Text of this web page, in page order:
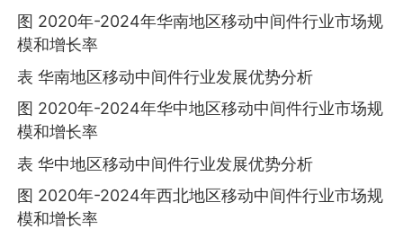
图 2020年-2024年华南地区移动中间件行业市场规
模和增长率
表 华南地区移动中间件行业发展优势分析
图 2020年-2024年华中地区移动中间件行业市场规
模和增长率
表 华中地区移动中间件行业发展优势分析
图 2020年-2024年西北地区移动中间件行业市场规
模和增长率